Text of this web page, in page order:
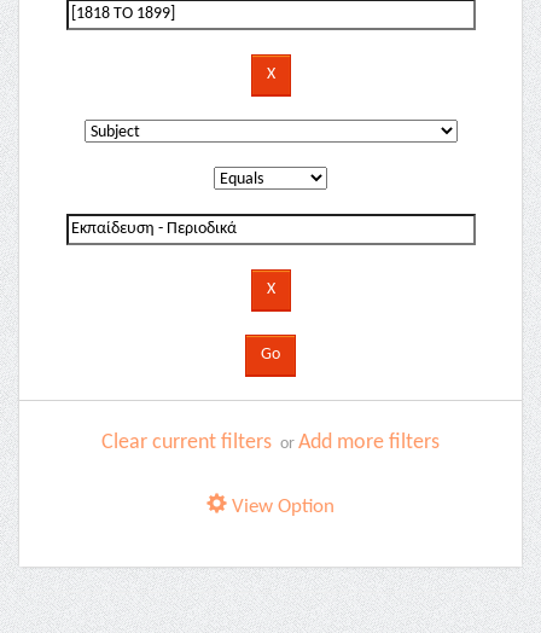
Clear current filters or Add more filters
View Option